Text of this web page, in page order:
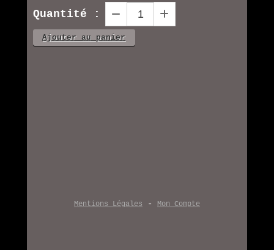
Quantité :
Ajouter au panier
Mentions Légales Mon Compte